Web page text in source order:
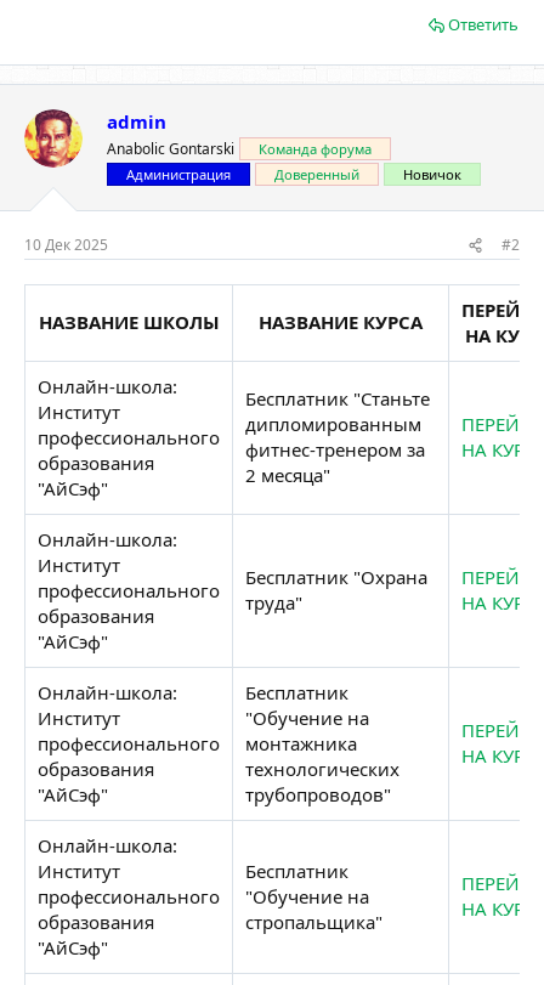
Ответить
admin
Anabolic Gontarski
Команда форума
Администрация
Доверенный Новичок
10 Дек 2025 #2
НАЗВАНИЕ ШКОЛЫ НАЗВАНИЕ КУРСА
ПЕРЕЙТИ
НА КУРС
Онлайн-школа:
Институт
профессионального
образования
"АйСэф"​
Бесплатник "Станьте
дипломированным
фитнес-тренером за
2 месяца"​
ПЕРЕЙТИ
НА КУРС
Онлайн-школа:
Институт
профессионального
образования
"АйСэф"​
Бесплатник "Охрана
труда"​
ПЕРЕЙТИ
НА КУРС
Онлайн-школа:
Институт
профессионального
образования
"АйСэф"​
Бесплатник
"Обучение на
монтажника
технологических
трубопроводов"​
ПЕРЕЙТИ
НА КУРС
Онлайн-школа:
Институт
профессионального
образования
"АйСэф"​
Бесплатник
"Обучение на
стропальщика"​
ПЕРЕЙТИ
НА КУРС